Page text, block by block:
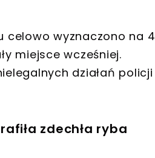
celowo wyznaczono na 4
miejsce wcześniej.
działań policji
zdechła ryba